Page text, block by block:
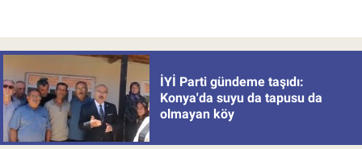
İYİ Parti gündeme taşıdı:
Konya'da suyu da tapusu da
olmayan köy